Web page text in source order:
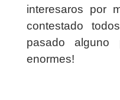
interesaros por
contestado
pasado alguno
enormes!